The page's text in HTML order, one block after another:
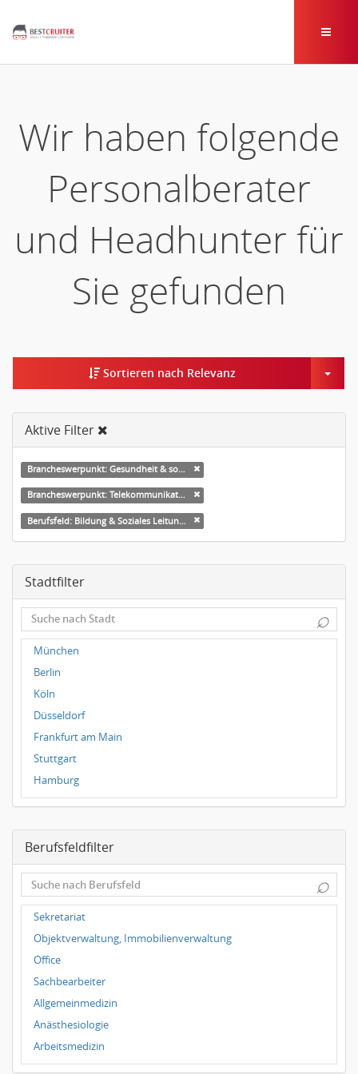
Wir haben folgende
Personalberater
und Headhunter für
Sie gefunden
Sortieren nach Relevanz
Aktive Filter
Brancheswerpunkt: Gesundheit & soziale Dienste
Brancheswerpunkt: Telekommunikation
Berufsfeld: Bildung & Soziales Leitung, Teamleitung
Stadtfilter
⌕
München
Berlin
Köln
Düsseldorf
Frankfurt am Main
Stuttgart
Hamburg
Frankfurt
Magdeburg
Leipzig
Dortmund
Wuppertal
Hallbergmoos
Würzburg
Grünwald
Ulm
Bielefeld
Hannover
Duisburg
Berufsfeldfilter
⌕
Sekretariat
Objektverwaltung, Immobilienverwaltung
Office
Sachbearbeiter
Allgemeinmedizin
Anästhesiologie
Arbeitsmedizin
Augenheilkunde